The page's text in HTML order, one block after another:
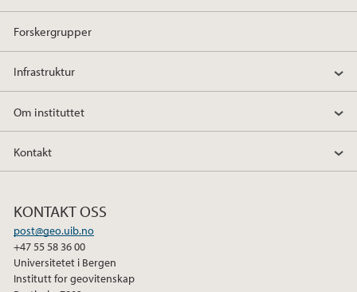
e
d
n
o
o
k
Forskergrupper
Infrastruktur
Om instituttet
Kontakt
KONTAKT OSS
post@geo.uib.no
+47 55 58 36 00
Universitetet i Bergen
Institutt for geovitenskap